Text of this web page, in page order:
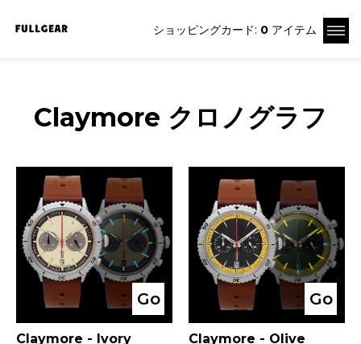
ショッピングカード: 0 アイテム
Claymore クロノグラフ
Go
Claymore - Ivory
Go
Claymore - Olive